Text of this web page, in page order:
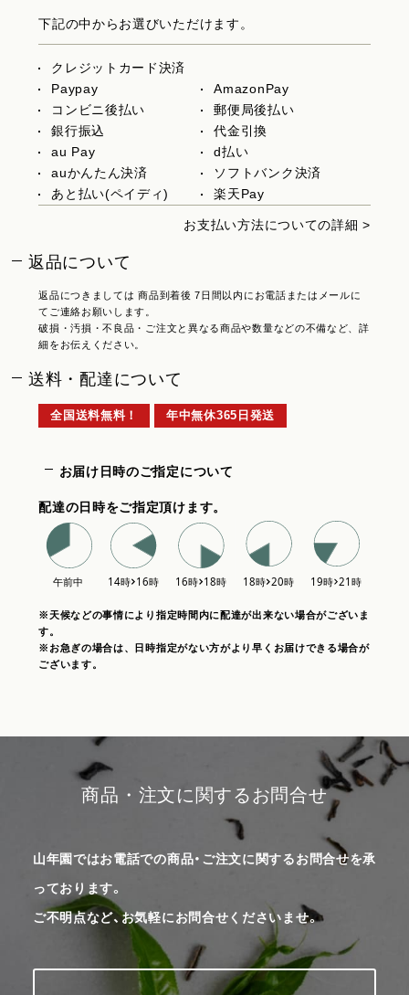
下記の中からお選びいただけます。
クレジットカード決済
Paypay
AmazonPay
コンビニ後払い
郵便局後払い
銀行振込
代金引換
au Pay
d払い
auかんたん決済
ソフトバンク決済
あと払い(ペイディ)
楽天Pay
お支払い方法についての詳細 >
返品について
返品につきましては 商品到着後 7日間以内にお電話またはメールに
てご連絡お願いします。
破損・汚損・不良品・ご注文と異なる商品や数量などの不備など、詳
細をお伝えください。
送料・配達について
全国送料無料！ 年中無休365日発送
お届け日時のご指定について
配達の日時をご指定頂けます。
※天候などの事情により指定時間内に配達が出来ない場合がございま
す。
※お急ぎの場合は、日時指定がない方がより早くお届けできる場合が
ございます。
商品・注文に関するお問合せ
山年園ではお電話での商品・ご注文に関するお問合せを承
っております。
ご不明点など、お気軽にお問合せくださいませ。